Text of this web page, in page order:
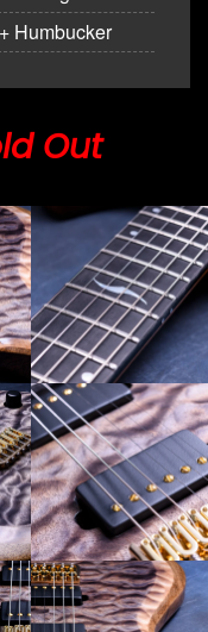
Humbucker
Out